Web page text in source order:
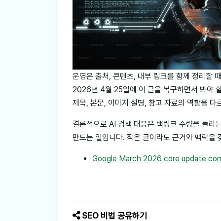
운영은 출처, 콘텐츠, 내부 링크를 함께 정리할
2026년 4월 25일에 이 글을 복구하면서 봐야
제목, 본문, 이미지 설명, 참고 자료의 역할을
결론적으로 AI 검색 대응은 백링크 수량을 늘리
만드는 일입니다. 작은 글이라도 근거와 맥락을
Google March 2026 core update
SEO 비법 공유하기